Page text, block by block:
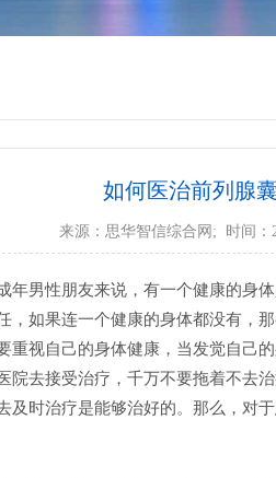
如何医治前列腺
来源： 思华智信综合网 ; 时间：
年男性朋友来说，有一个健康的身
，如果连一个健康的身体都没有，
重视自己的身体健康，当发觉自己
院去接受治疗，千万不要拖着不去
及时治疗是能够治好的。那么，对